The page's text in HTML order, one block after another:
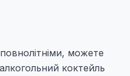
можете
коктейль